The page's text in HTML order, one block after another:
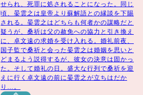
せられ、死罪に処されることになった。同じ
頃、晏雲之は皇帝より蘇解語との縁談を下賜
される。晏雲之はどちらも何者かの謀略だと
疑うが、桑祈は父の赦免への協力と引き換え
に、卓文遠の求婚を受け入れる。婚礼前夜、
国子監で桑祈と会った晏雲之は婚姻を思いと
どまるよう説得するが、彼女の決意は固かっ
た。そして婚礼の日。盛大な行列で桑祈を迎
えに行く卓文遠の前に晏雲之が立ちはだか
り…。